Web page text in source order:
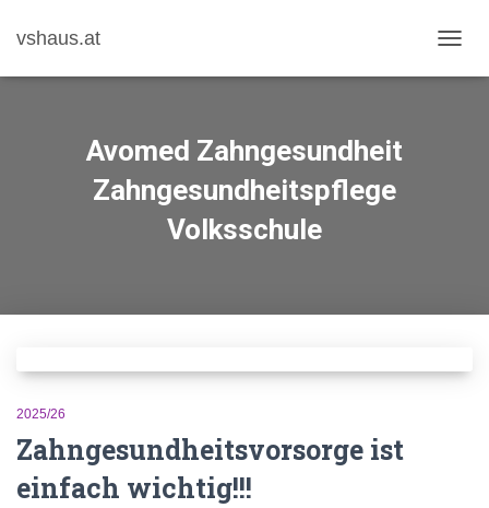
vshaus.at
Avomed Zahngesundheit
Zahngesundheitspflege
Volksschule
2025/26
Zahngesundheitsvorsorge ist
einfach wichtig!!!